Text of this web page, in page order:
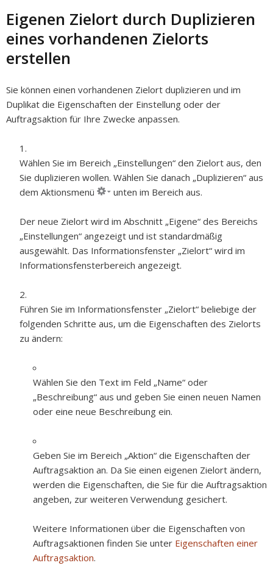
Eigenen Zielort durch Duplizieren
eines vorhandenen Zielorts
erstellen
Sie können einen vorhandenen Zielort duplizieren und im
Duplikat die Eigenschaften der Einstellung oder der
Auftragsaktion für Ihre Zwecke anpassen.
Wählen Sie im Bereich „Einstellungen“ den Zielort aus, den
Sie duplizieren wollen. Wählen Sie danach „Duplizieren“ aus
dem Aktionsmenü
unten im Bereich aus.
Der neue Zielort wird im Abschnitt „Eigene“ des Bereichs
„Einstellungen“ angezeigt und ist standardmäßig
ausgewählt. Das Informationsfenster „Zielort“ wird im
Informationsfensterbereich angezeigt.
Führen Sie im Informationsfenster „Zielort“ beliebige der
folgenden Schritte aus, um die Eigenschaften des Zielorts
zu ändern:
Wählen Sie den Text im Feld „Name“ oder
„Beschreibung“ aus und geben Sie einen neuen Namen
oder eine neue Beschreibung ein.
Geben Sie im Bereich „Aktion“ die Eigenschaften der
Auftragsaktion an. Da Sie einen eigenen Zielort ändern,
werden die Eigenschaften, die Sie für die Auftragsaktion
angeben, zur weiteren Verwendung gesichert.
Weitere Informationen über die Eigenschaften von
Auftragsaktionen finden Sie unter Eigenschaften einer
Auftragsaktion.